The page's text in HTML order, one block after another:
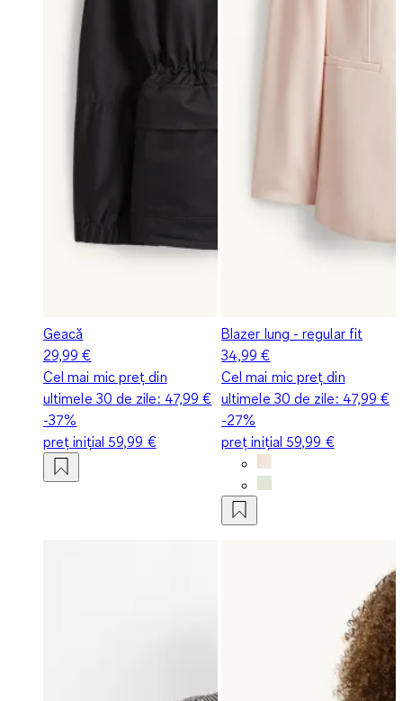
Geacă
29,99 €
Cel mai mic preț din
ultimele 30 de zile: 47,99 €
-37%
preț inițial 59,99 €
Blazer lung - regular fit
34,99 €
Cel mai mic preț din
ultimele 30 de zile: 47,99 €
-27%
preț inițial 59,99 €